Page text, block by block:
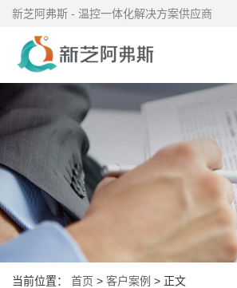
新芝阿弗斯 - 温控一体化解决方案供应商
当前位置： 首页 > 客户案例 > 正文